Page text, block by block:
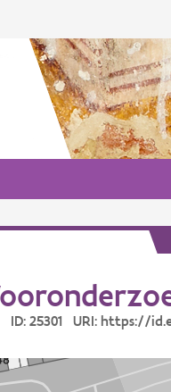
ID: 25301 URI: https://